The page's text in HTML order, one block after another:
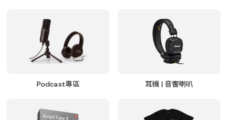
Podcast專區 耳機 | 音響喇叭